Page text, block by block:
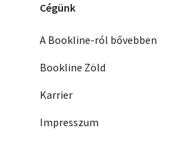
Cégünk
A Bookline-ról bővebben
Bookline Zöld
Karrier
Impresszum